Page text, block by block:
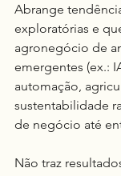
Abrange
exploratórias e
agronegócio de
emergentes (ex.:
automação,
sustentabilidade
de negócio até
Não traz